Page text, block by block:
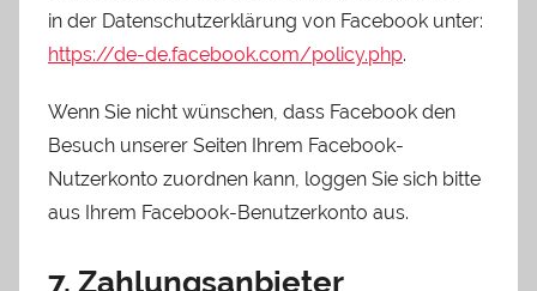
in der Datenschutzerklärung von Facebook unter:
https://de-de.facebook.com/policy.php.
Wenn Sie nicht wünschen, dass Facebook den
Besuch unserer Seiten Ihrem Facebook-
Nutzerkonto zuordnen kann, loggen Sie sich bitte
aus Ihrem Facebook-Benutzerkonto aus.
7. Zahlungsanbieter